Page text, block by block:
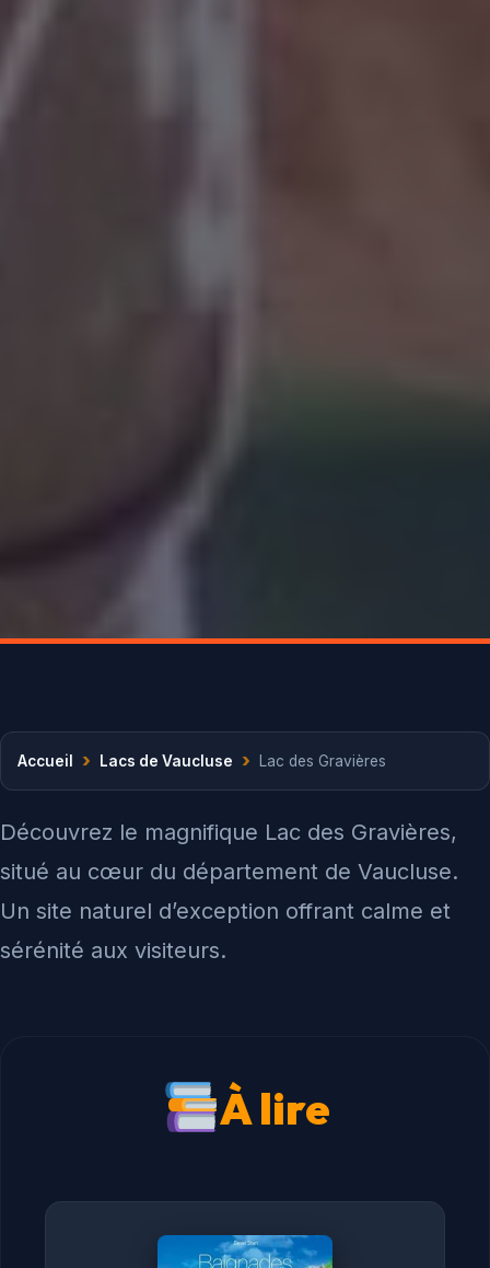
Accueil › Lacs de Vaucluse › Lac des Gravières
Découvrez le magnifique Lac des Gravières,
situé au cœur du département de Vaucluse.
Un site naturel d’exception offrant calme et
sérénité aux visiteurs.
À lire